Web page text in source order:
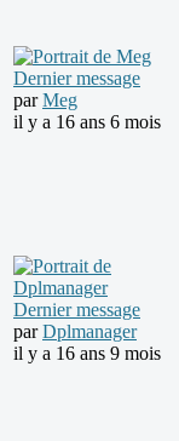
Dernier message
parMeg
il y a 16 ans 6 mois
Dernier message
parDplmanager
il y a 16 ans 9 mois